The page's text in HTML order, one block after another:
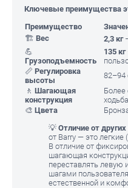
Ключевые преимущества
Преимущество
🏗️ Вес 2,3 кг
💪
Грузоподъемность
135 кг
📏 Регулировка
высоты
82–94
🚶 Шагающая
конструкция
Более
ходьба
🎨 Цвета
💡 Отличие от
от Barry — это легкие
В отличие от
шагающая
переставлять левую
шагами
естественной и